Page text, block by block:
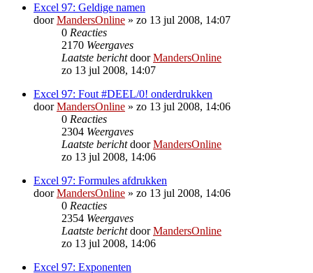
Excel 97: Geldige namen
doorMandersOnline » zo 13 jul 2008, 14:07
0 Reacties
2170 Weergaves
Laatste berichtdoorMandersOnline
zo 13 jul 2008, 14:07
Excel 97: Fout #DEEL/0! onderdrukken
doorMandersOnline » zo 13 jul 2008, 14:06
0 Reacties
2304 Weergaves
Laatste berichtdoorMandersOnline
zo 13 jul 2008, 14:06
Excel 97: Formules afdrukken
doorMandersOnline » zo 13 jul 2008, 14:06
0 Reacties
2354 Weergaves
Laatste berichtdoorMandersOnline
zo 13 jul 2008, 14:06
Excel 97: Exponenten